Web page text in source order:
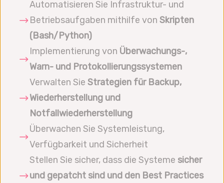
Automatisieren Sie Infrastruktur- und
Betriebsaufgaben mithilfe von Skripten
(Bash/Python)
Implementierung von Überwachungs-,
Warn- und Protokollierungssystemen
Verwalten Sie Strategien für Backup,
Wiederherstellung und
Notfallwiederherstellung
Überwachen Sie Systemleistung,
Verfügbarkeit und Sicherheit
Stellen Sie sicher, dass die Systeme sicher
und gepatcht sind und den Best Practices